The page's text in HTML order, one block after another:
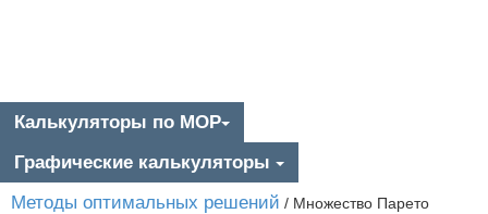
Калькуляторы по МОР
Графические калькуляторы
Методы оптимальных решений / Множество Парето